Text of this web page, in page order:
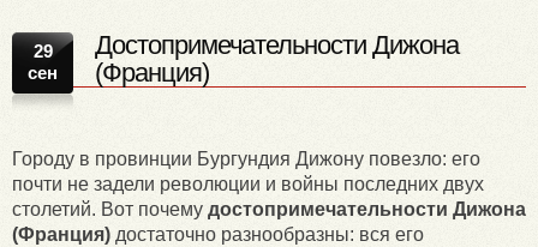
29
сен
Достопримечательности Дижона
(Франция)
Городу в провинции Бургундия Дижону повезло: его
почти не задели революции и войны последних двух
столетий. Вот почему достопримечательности Дижона
(Франция) достаточно разнообразны: вся его